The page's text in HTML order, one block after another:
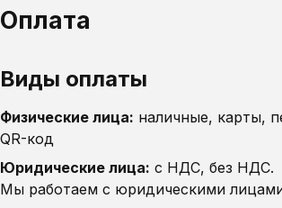
Оплата
Виды оплаты
Физические лица: наличные, карты,
QR-код
Юридические лица: с НДС, без НДС.
Мы работаем с юридическими